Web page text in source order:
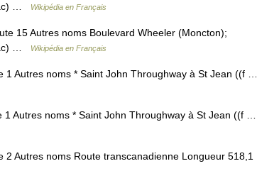
… Wikipédia en Français
15 Autres noms Boulevard Wheeler (Moncton);
…
Wikipédia en Français
Autres noms * Saint John Throughway à St Jean ((f …
Autres noms * Saint John Throughway à St Jean ((f …
Autres noms Route transcanadienne Longueur 518,1